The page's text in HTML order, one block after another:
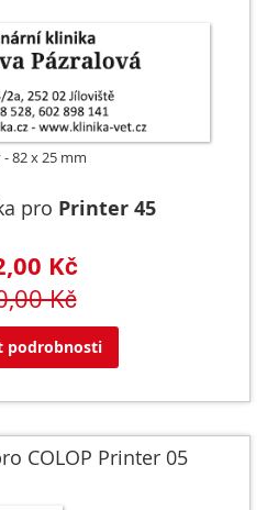
82 x 25 mm
pro Printer 45
Kč
Kč
podrobnosti
COLOP Printer 05